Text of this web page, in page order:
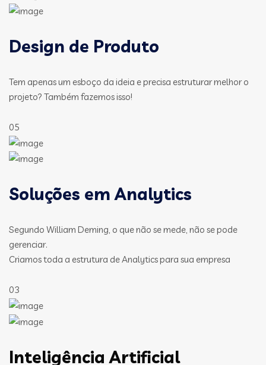
Design de Produto
Tem apenas um esboço da ideia e precisa estruturar melhor o
projeto? Também fazemos isso!
05
Soluções em Analytics
Segundo William Deming, o que não se mede, não se pode
gerenciar.
Criamos toda a estrutura de Analytics para sua empresa
03
Inteligência Artificial